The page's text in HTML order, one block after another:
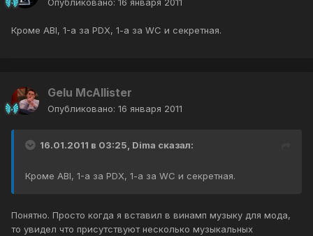
Опубликовано: 16 января 2011
Кроме ABI, 1-а за PDX, 1-a за WC и секретная.
Gelu McAllister
Опубликовано: 16 января 2011
16.01.2011 в 03:25, Dima сказал:
Кроме ABI, 1-а за PDX, 1-a за WC и секретная.
Понятно. Просто когда я вставил в винамп музыку для мода,
то увидел что присутствуют несколько музыкальных